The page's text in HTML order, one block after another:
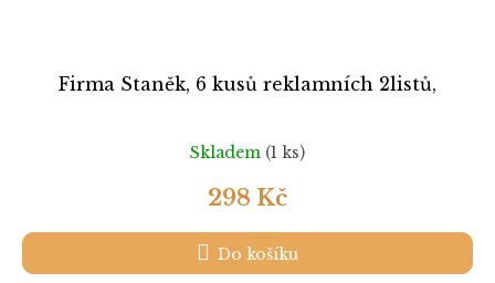
Firma Staněk, 6 kusů reklamních 2listů,
Skladem (1 ks)
298 Kč
Do košíku